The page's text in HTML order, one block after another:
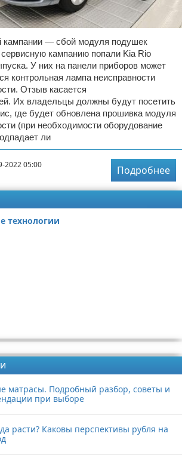
кампании — сбой модуля подушек
кампанию попали Kia Rio
У них на панели приборов может
контрольная лампа неисправности
Отзыв касается
Их владельцы должны будут посетить
где будет обновлена прошивка модуля
(при необходимости оборудование
ли
2022 05:00
Подробнее
технологии
матрасы. Подробный разбор, советы и
при выборе
расти? Каковы перспективы рубля на